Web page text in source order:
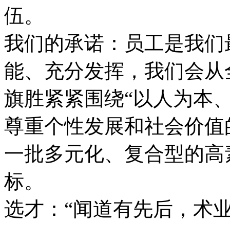
伍。
我们的承诺：员工是我
能、充分发挥，我们会
旗胜紧紧围绕“以人为本
尊重个性发展和社会价
一批多元化、复合型的
标。
选才：“闻道有先后，术